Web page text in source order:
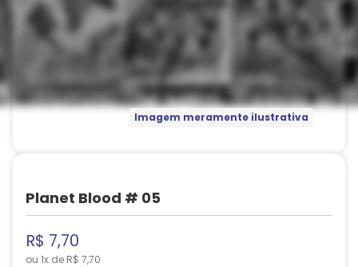
Imagem meramente ilustrativa
Planet Blood # 05
R$ 7,70
ou 1x de R$ 7,70